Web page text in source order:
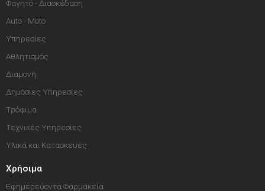
Φαγητό - Διασκέδαση
Auto - Moto
Υπηρεσίες
Αθλητισμός
Διαμονή
Δημόσιες Υπηρεσίες
Τρόφιμα
Τεχνικές Υπηρεσίες
Υλικά και Κατασκευές
Χρήσιμα
Εφημερεύοντα Φαρμακεία